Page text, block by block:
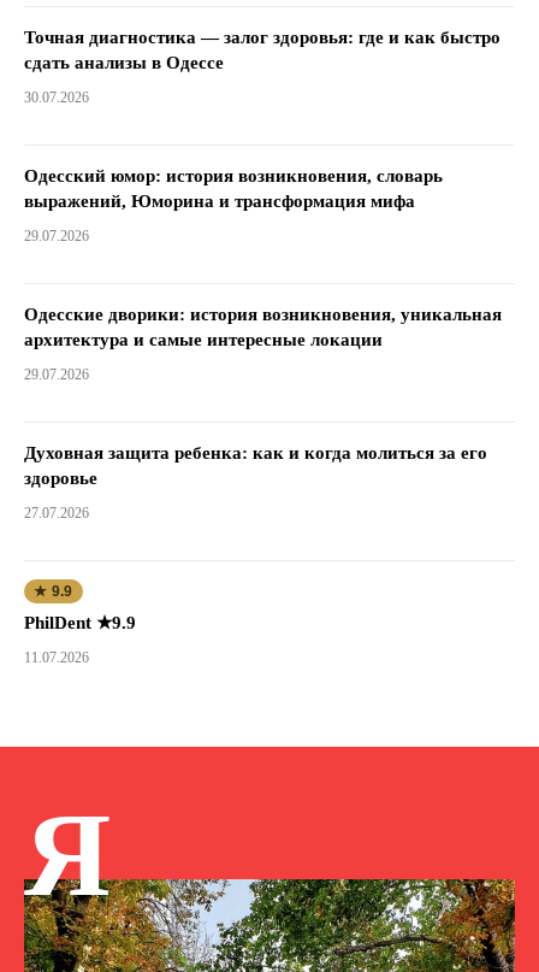
Точная диагностика — залог здоровья: где и как быстро
сдать анализы в Одессе
30.07.2026
Одесский юмор: история возникновения, словарь
выражений, Юморина и трансформация мифа
29.07.2026
Одесские дворики: история возникновения, уникальная
архитектура и самые интересные локации
29.07.2026
Духовная защита ребенка: как и когда молиться за его
здоровье
27.07.2026
★ 9.9
PhilDent ★9.9
11.07.2026
Я